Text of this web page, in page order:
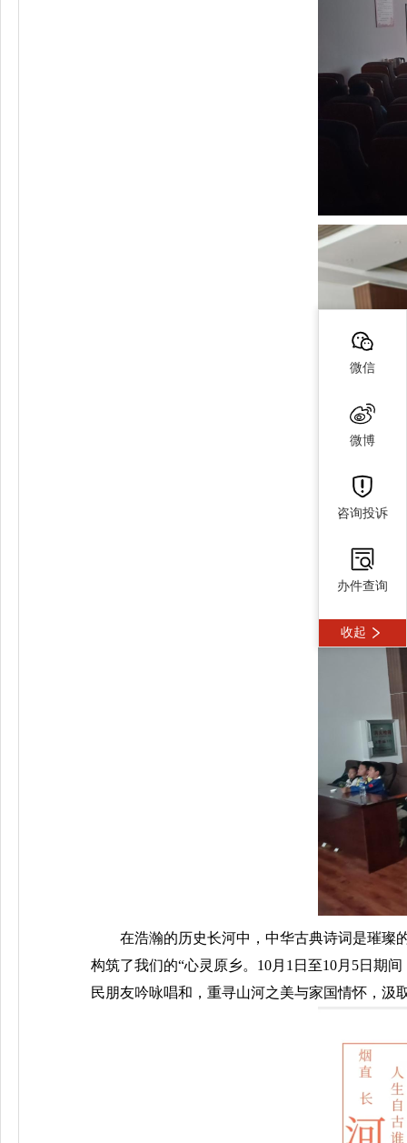
在浩瀚的历史长河中，中华古典诗词是璀璨
构筑了我们的“心灵原乡。10月1日至10月5日期
民朋友吟咏唱和，重寻山河之美与家国情怀，汲
微信
微博
咨询投诉
办件查询
收起